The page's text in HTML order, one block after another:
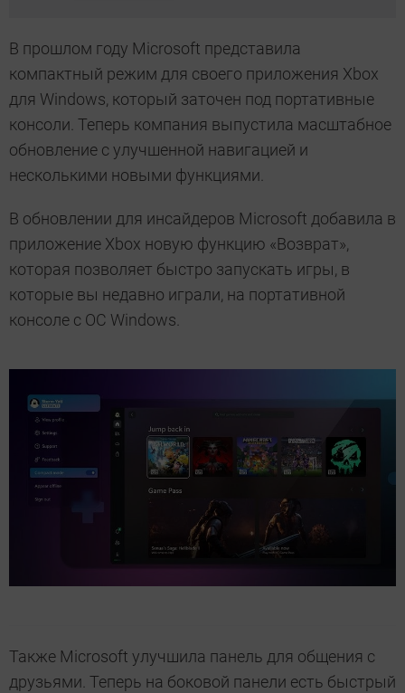
В прошлом году Microsoft представила
компактный режим для своего приложения Xbox
для Windows, который заточен под портативные
консоли. Теперь компания выпустила масштабное
обновление с улучшенной навигацией и
несколькими новыми функциями.
В обновлении для инсайдеров Microsoft добавила в
приложение Xbox новую функцию «Возврат»,
которая позволяет быстро запускать игры, в
которые вы недавно играли, на портативной
консоле с ОС Windows.
Также Microsoft улучшила панель для общения с
друзьями. Теперь на боковой панели есть быстрый